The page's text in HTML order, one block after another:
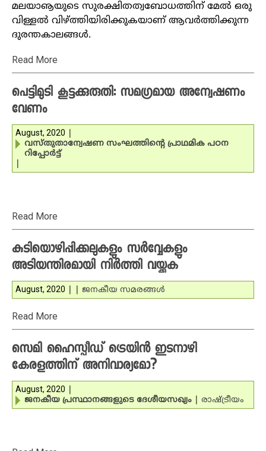
മലയാൡയുടെ സുരക്ഷിതത്വബോധത്തിന് മേല്‍ ഒരു
വിള്ളല്‍ വിഴ്ത്തിയിരിക്കുകയാണ് ആവര്‍ത്തിക്കുന്ന
ദുരന്തകാലങ്ങള്‍.
Read More
പെട്ടിമുടി കൂട്ടക്കുരുതി: സമഗ്രമായ അന്വേഷണം
വേണം
August, 2020
വസ്തുതാന്വേഷണ സംഘത്തിന്റെ പ്രാഥമിക പഠന
റിപ്പോര്‍ട്ട്‌
Read More
കുടിയൊഴിപ്പിക്കലുകളും സര്‍വ്വേകളും
അടിയന്തിരമായി നിര്‍ത്തി വയ്ക്കുക
August, 2020 ജനകീയ സമരങ്ങള്‍
Read More
സെമി ഹൈസ്പീഡ് ട്രെയിന്‍ ഇടനാഴി
കേരളത്തിന് അനിവാര്യമോ?
August, 2020
ജനകീയ പ്രസ്ഥാനങ്ങളുടെ ദേശീയസഖ്യം
രാഷ്ട്രീയം